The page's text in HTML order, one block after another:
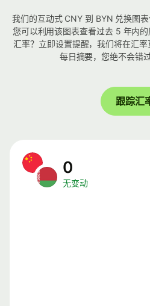
我们的互动式 CNY 到 BYN 兑换图
您可以利用该图表查看过去 5 年内
汇率？立即设置提醒，我们将在汇
每日摘要，您绝不会错
跟踪汇
0
无变动